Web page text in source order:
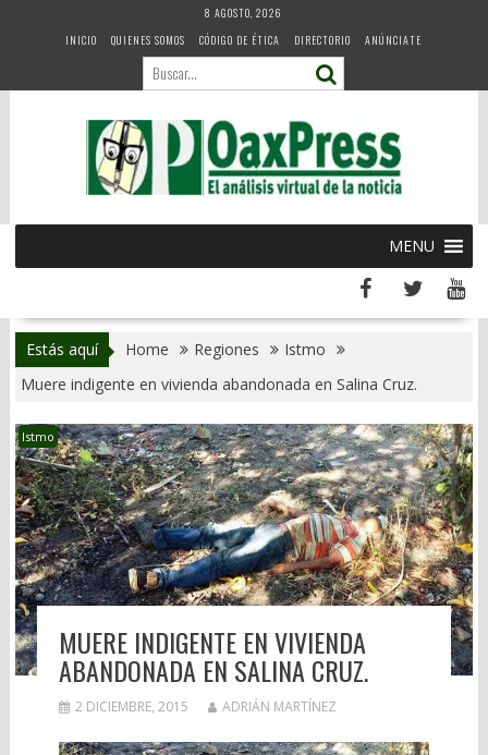
8 AGOSTO, 2026
INICIO
QUIENES SOMOS CÓDIGO DE ÉTICA DIRECTORIO ANÚNCIATE
MENU
Estás aquí Home Regiones
Istmo
Muere indigente en vivienda abandonada en Salina Cruz.
Istmo
MUERE INDIGENTE EN VIVIENDA
ABANDONADA EN SALINA CRUZ.
2 DICIEMBRE, 2015 ADRIÁN MARTÍNEZ